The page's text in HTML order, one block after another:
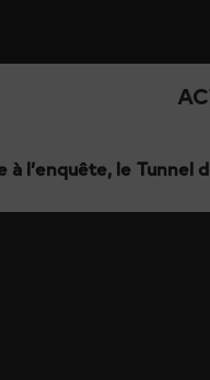
à l’enquête, le